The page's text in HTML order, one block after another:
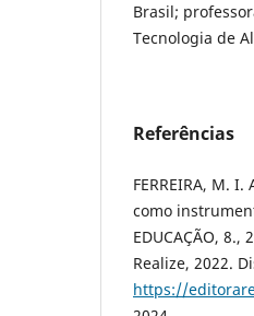
Brasil;
Tecnologia de
Referências
FERREIRA, M.
como
EDUCAÇÃO,
Realize, 2022.
https://